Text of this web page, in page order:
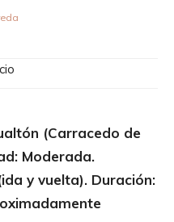
(Carracedo de
Moderada.
y vuelta). Duración: